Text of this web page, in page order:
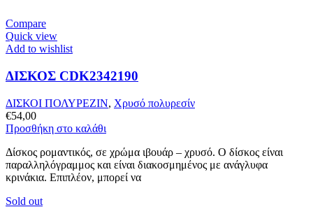
Compare
Quick view
Add to wishlist
ΔΙΣΚΟΣ CDK2342190
ΔΙΣΚΟΙ ΠΟΛΥΡΕΖΙΝ, Χρυσό πολυρεσίν
€54,00
Προσθήκη στο καλάθι
Δίσκος ρομαντικός, σε χρώμα ιβουάρ – χρυσό. Ο δίσκος είναι
παραλληλόγραμμος και είναι διακοσμημένος με ανάγλυφα
κρινάκια. Επιπλέον, μπορεί να
Sold out